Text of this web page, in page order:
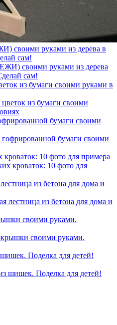
своими руками из дерева в
сам!
из бумаги своими руками в
бумаги своими
кроваток: 10 фото для примера
из бетона для дома и
своими руками.
Поделка для детей!